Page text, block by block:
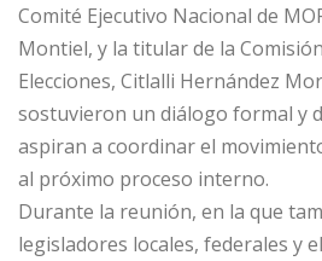
Comité Ejecutivo Nacional de
Montiel, y la titular de la
Elecciones, Citlalli Hernández
sostuvieron un diálogo formal y
aspiran a coordinar el
al próximo proceso interno.
Durante la reunión, en la que
legisladores locales, federales y